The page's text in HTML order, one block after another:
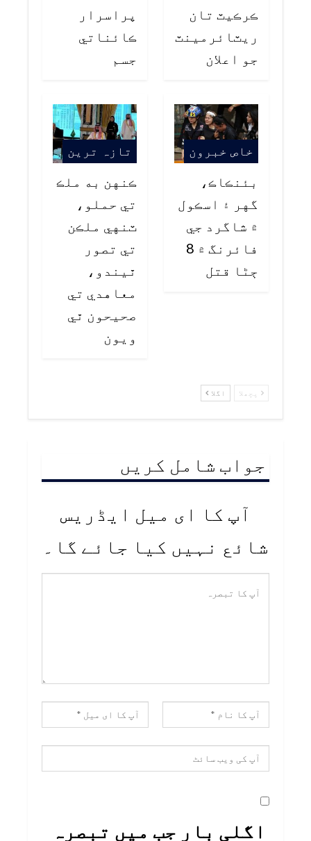
ڪرڪيٽ تان
ريٽائرمينٽ
جو اعلان
پراسرار
ڪائناتي
جسم
خاص خبرون
بئنڪاڪ،
گهر ۽ اسڪول
۾ شاگرد جي
فائرنگ ۾ 8
ڄڻا قتل
تازہ ترین
ڪنهن به ملڪ
تي حملو،
ٽنهي ملڪن
تي تصور
ٿيندو،
معاهدي تي
صحيحون ٿي
ويون
پچھلا اگلا
جواب شامل کریں
آپ کا ای میل ایڈریس
شائع نہیں کیا جائے گا۔
اگلی بار جب میں تبصرہ